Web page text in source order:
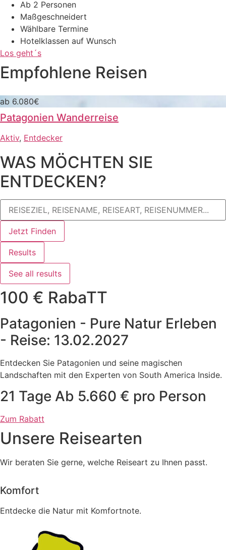
Ab 2 Personen
Maßgeschneidert
Wählbare Termine
Hotelklassen auf Wunsch
Los geht´s
Empfohlene Reisen
ab 6.080€
Patagonien Wanderreise
Aktiv, Entdecker
WAS MÖCHTEN SIE
ENTDECKEN?
Jetzt Finden
Results
See all results
100 € RabaTT
Patagonien - Pure Natur Erleben
- Reise: 13.02.2027
Entdecken Sie Patagonien und seine magischen
Landschaften mit den Experten von South America Inside.
21 Tage Ab 5.660 € pro Person
Zum Rabatt
Unsere Reisearten
Wir beraten Sie gerne, welche Reiseart zu Ihnen passt.
Komfort
Entdecke die Natur mit Komfortnote.